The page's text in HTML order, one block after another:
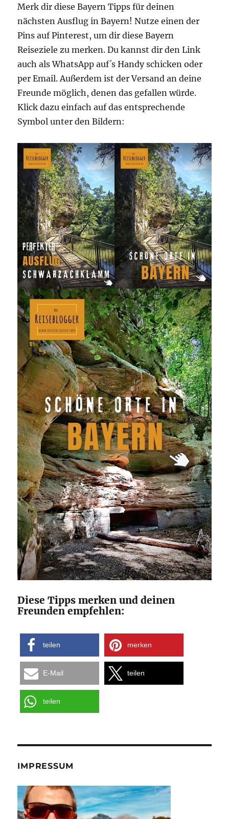
Merk dir diese Bayern Tipps für deinen
nächsten Ausflug in Bayern! Nutze einen der
Pins auf Pinterest, um dir diese Bayern
Reiseziele zu merken. Du kannst dir den Link
auch als WhatsApp auf´s Handy schicken oder
per Email. Außerdem ist der Versand an deine
Freunde möglich, denen das gefallen würde.
Klick dazu einfach auf das entsprechende
Symbol unter den Bildern:
Diese Tipps merken und deinen
Freunden empfehlen:
teilen merken
E-Mail teilen
teilen
IMPRESSUM